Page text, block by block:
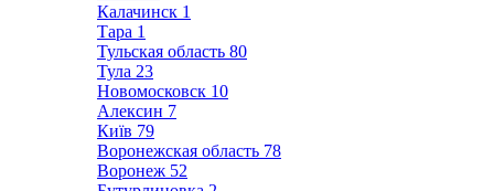
Калачинск 1
Тара 1
Тульская область 80
Тула 23
Новомосковск 10
Алексин 7
Київ 79
Воронежская область 78
Воронеж 52